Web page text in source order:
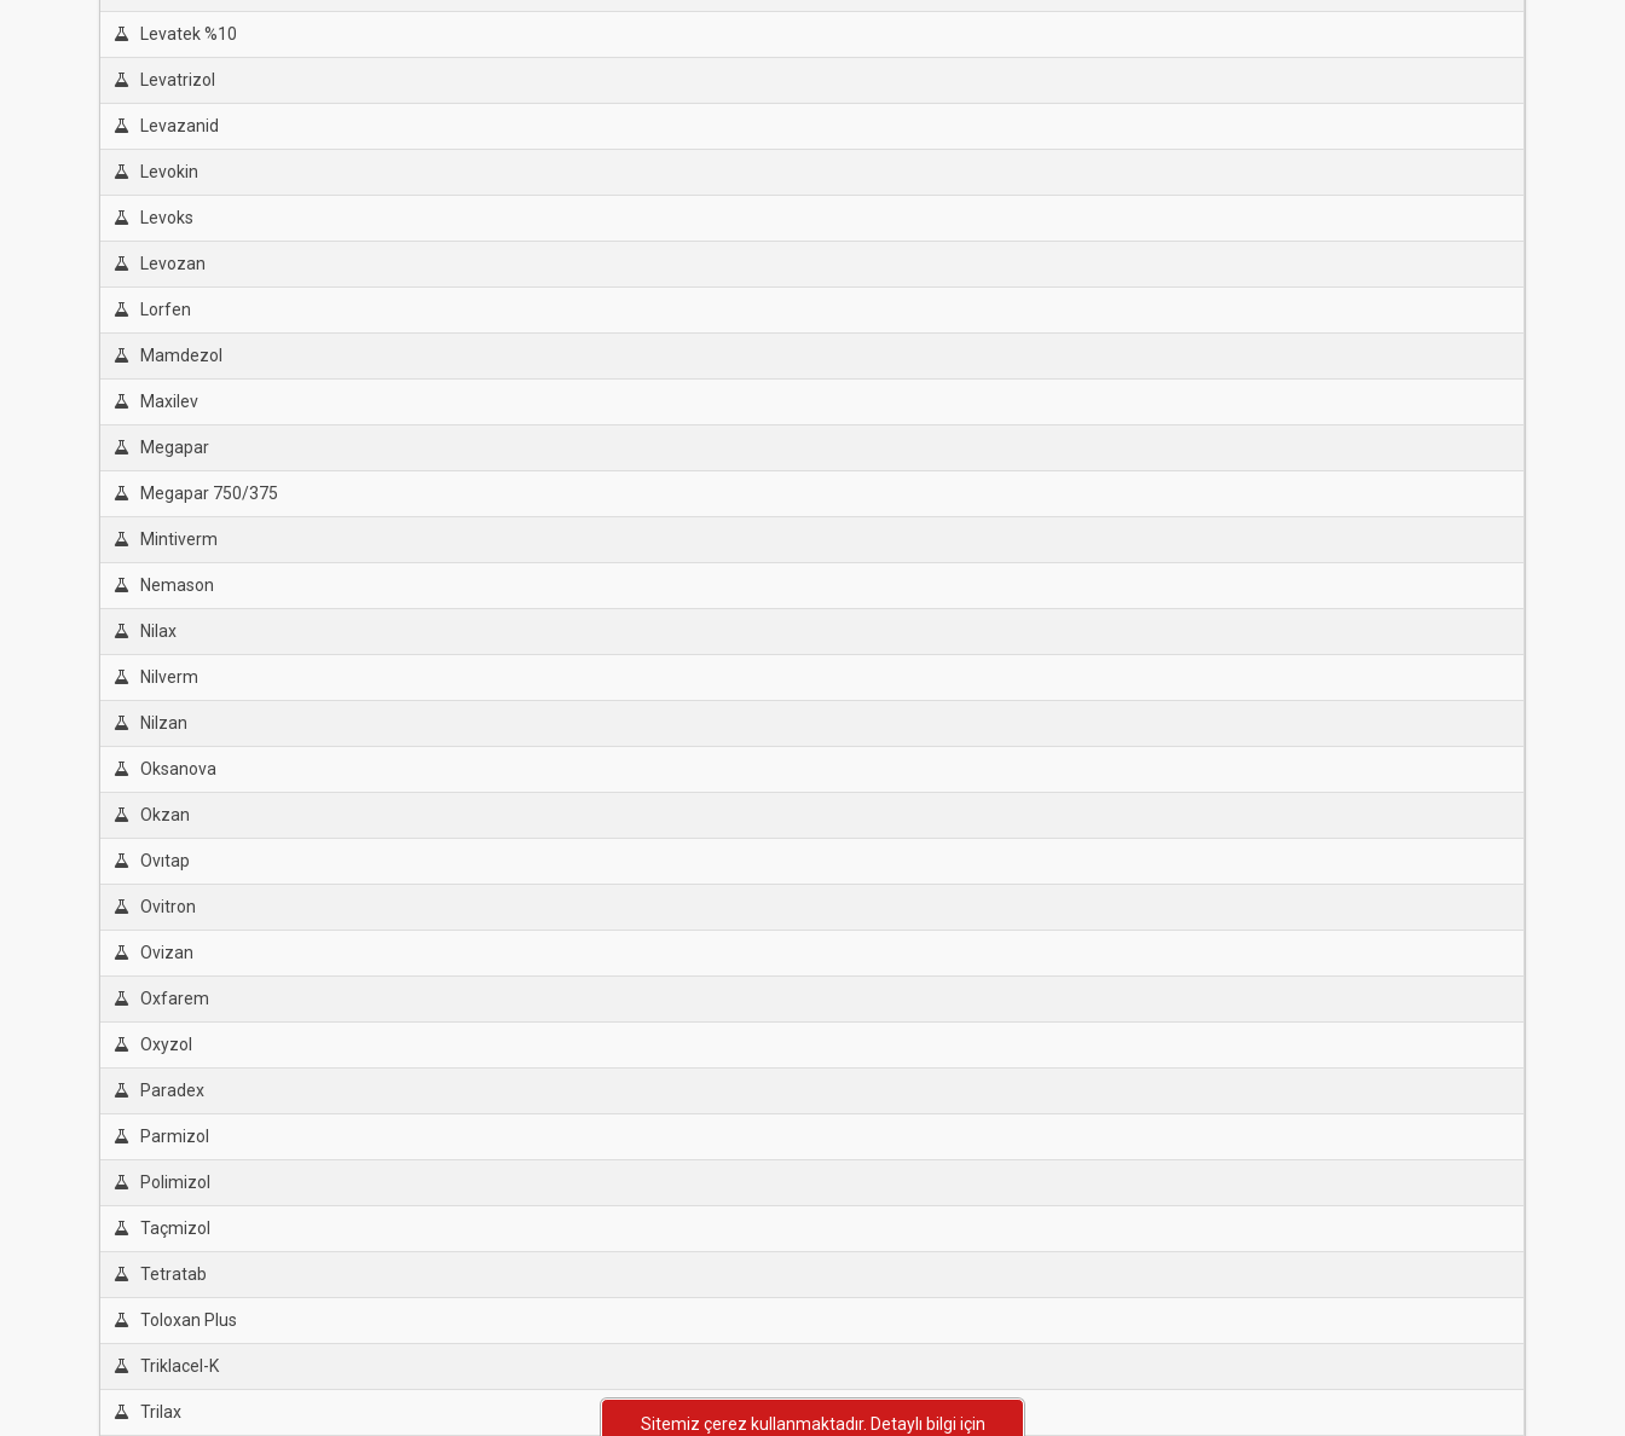
Levatek %10
Levatrizol
Levazanid
Levokin
Levoks
Levozan
Lorfen
Mamdezol
Maxilev
Megapar
Megapar 750/375
Mintiverm
Nemason
Nilax
Nilverm
Nilzan
Oksanova
Okzan
Ovıtap
Ovitron
Ovizan
Oxfarem
Oxyzol
Paradex
Parmizol
Polimizol
Taçmizol
Tetratab
Toloxan Plus
Triklacel-K
Trilax
Sitemiz çerez kullanmaktadır. Detaylı bilgi için